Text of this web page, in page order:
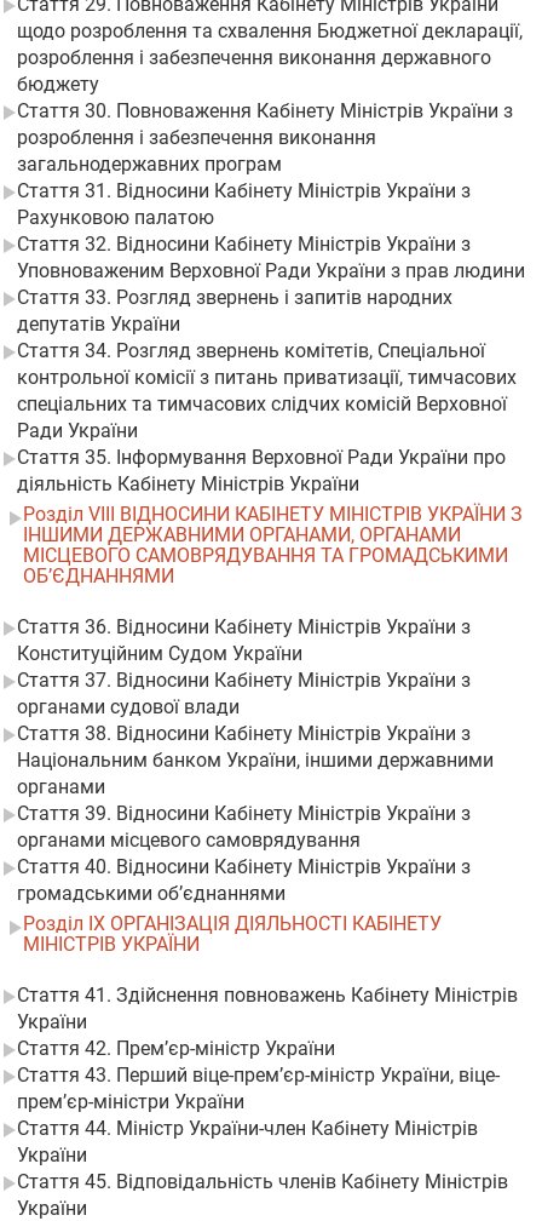
щодо розроблення та схвалення Бюджетної декларації,
розроблення і забезпечення виконання державного
бюджету
Стаття 30. Повноваження Кабінету Міністрів України з
розроблення і забезпечення виконання
загальнодержавних програм
Стаття 31. Відносини Кабінету Міністрів України з
Рахунковою палатою
Стаття 32. Відносини Кабінету Міністрів України з
Уповноваженим Верховної Ради України з прав людини
Стаття 33. Розгляд звернень і запитів народних
депутатів України
Стаття 34. Розгляд звернень комітетів, Спеціальної
контрольної комісії з питань приватизації, тимчасових
спеціальних та тимчасових слідчих комісій Верховної
Ради України
Стаття 35. Інформування Верховної Ради України про
діяльність Кабінету Міністрів України
Розділ VIII ВІДНОСИНИ КАБІНЕТУ МІНІСТРІВ УКРАЇНИ З
ІНШИМИ ДЕРЖАВНИМИ ОРГАНАМИ, ОРГАНАМИ
МІСЦЕВОГО САМОВРЯДУВАННЯ ТА ГРОМАДСЬКИМИ
ОБ’ЄДНАННЯМИ
Стаття 36. Відносини Кабінету Міністрів України з
Конституційним Судом України
Стаття 37. Відносини Кабінету Міністрів України з
органами судової влади
Стаття 38. Відносини Кабінету Міністрів України з
Національним банком України, іншими державними
органами
Стаття 39. Відносини Кабінету Міністрів України з
органами місцевого самоврядування
Стаття 40. Відносини Кабінету Міністрів України з
громадськими об’єднаннями
Розділ IX ОРГАНІЗАЦІЯ ДІЯЛЬНОСТІ КАБІНЕТУ
МІНІСТРІВ УКРАЇНИ
Стаття 41. Здійснення повноважень Кабінету Міністрів
України
Стаття 42. Прем’єр-міністр України
Стаття 43. Перший віце-прем’єр-міністр України, віце-
прем’єр-міністри України
Стаття 44. Міністр України-член Кабінету Міністрів
України
Стаття 45. Відповідальність членів Кабінету Міністрів
України